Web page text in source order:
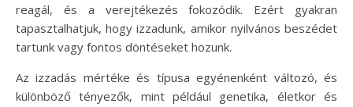
reagál, és a verejtékezés fokozódik. Ezért gyakran
tapasztalhatjuk, hogy izzadunk, amikor nyilvános beszédet
tartunk vagy fontos döntéseket hozunk.
Az izzadás mértéke és típusa egyénenként változó, és
különböző tényezők, mint például genetika, életkor és